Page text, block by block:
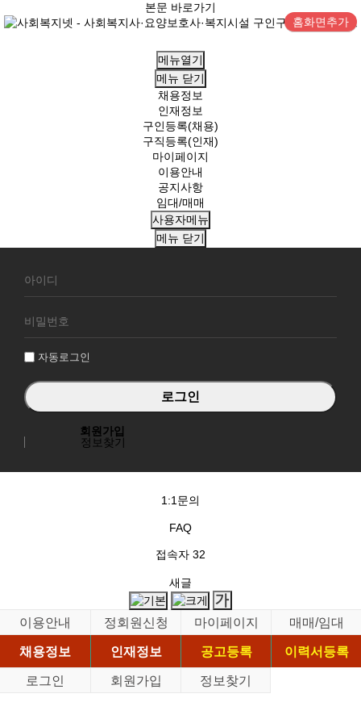
본문 바로가기
홈화면추가
메뉴열기
메뉴 닫기
채용정보
인재정보
구인등록(채용)
구직등록(인재)
마이페이지
이용안내
공지사항
임대/매매
사용자메뉴
메뉴 닫기
원
그
자동로그인
회원가입
정보찾기
1:1문의
FAQ
접속자 32
새글
이용안내 정회원신청 마이페이지
매매/임대
채용정보
인재정보 공고등록
이력서등록
로그인
회원가입 정보찾기